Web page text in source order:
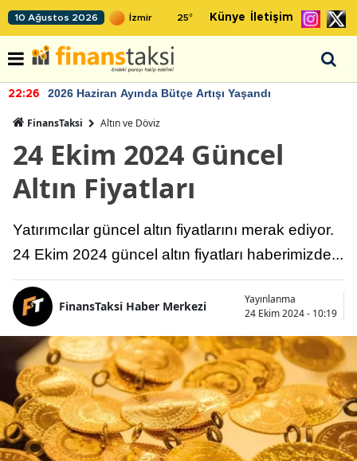
10 Ağustos 2026 25° Künye İletişim
22:26 2026 Haziran Ayında Bütçe Artışı Yaşandı
FinansTaksi Altın ve Döviz
24 Ekim 2024 Güncel
Altın Fiyatları
Yatırımcılar güncel altın fiyatlarını merak ediyor.
24 Ekim 2024 güncel altın fiyatları haberimizde...
FinansTaksi Haber Merkezi
Yayınlanma
24 Ekim 2024 - 10:19